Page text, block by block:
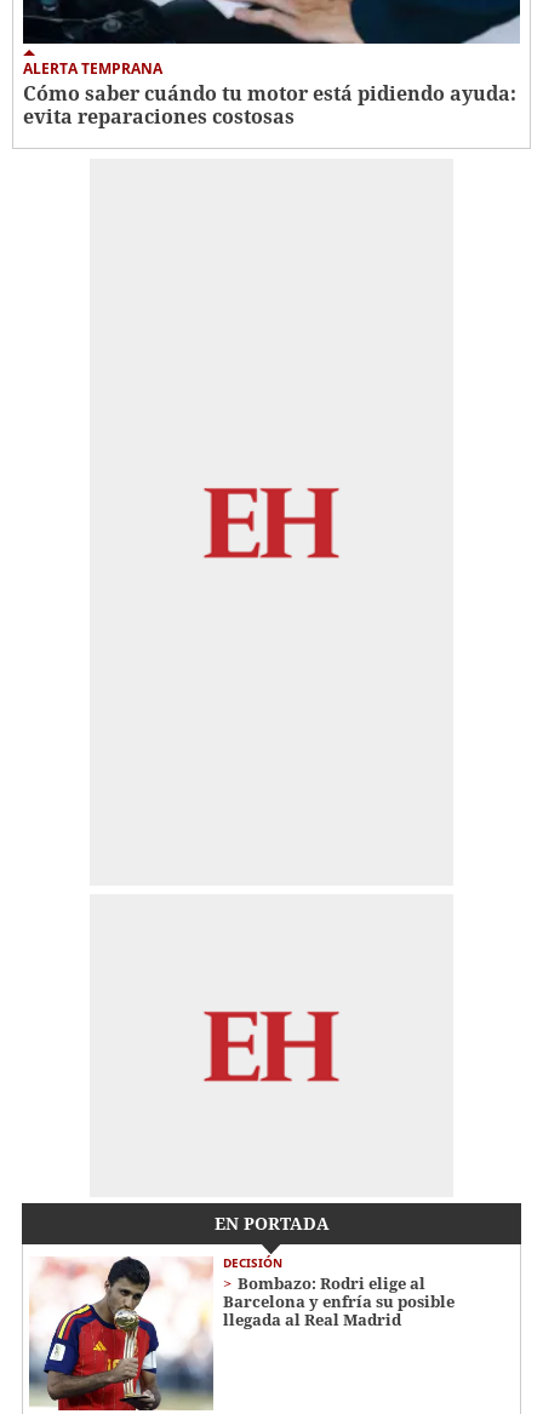
ALERTA TEMPRANA
Cómo saber cuándo tu motor está pidiendo ayuda:
evita reparaciones costosas
EN PORTADA
DECISIÓN
Bombazo: Rodri elige al
Barcelona y enfría su posible
llegada al Real Madrid